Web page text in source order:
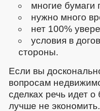
многие бумаги
нужно много
нет 100%
условия в
стороны.
Если вы
вопросам
сделках речь идет
лучше не экономить.